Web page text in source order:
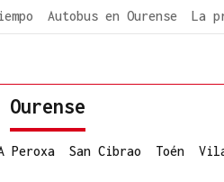
Autobus en Ourense La
Ourense
Peroxa San Cibrao Toén